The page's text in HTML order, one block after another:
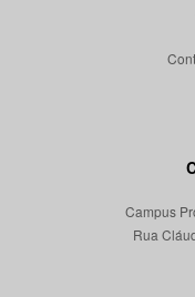
Campus
Rua